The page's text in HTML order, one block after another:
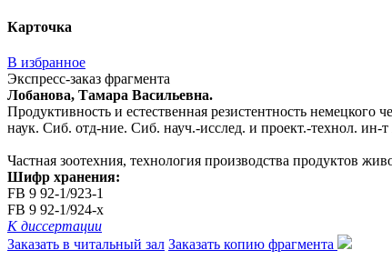
Карточка
В избранное
Экспресс-заказ фрагмента
Лобанова, Тамара Васильевна.
Продуктивность и естественная резистентность немецкого
наук. Сиб. отд-ние. Сиб. науч.-исслед. и проект.-технол. ин-
Частная зоотехния, технология производства продуктов
Шифр хранения:
FB 9 92-1/923-1
FB 9 92-1/924-x
К диссертации
Заказать в читальный зал Заказать копию фрагмента